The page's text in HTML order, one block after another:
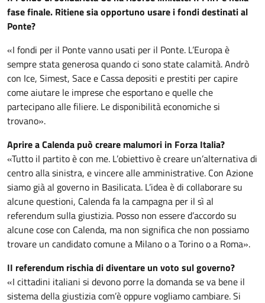
fase finale. Ritiene sia opportuno usare i fondi destinati al
Ponte?
«I fondi per il Ponte vanno usati per il Ponte. L’Europa è
sempre stata generosa quando ci sono state calamità. Andrò
con Ice, Simest, Sace e Cassa depositi e prestiti per capire
come aiutare le imprese che esportano e quelle che
partecipano alle filiere. Le disponibilità economiche si
trovano».
Aprire a Calenda può creare malumori in Forza Italia?
«Tutto il partito è con me. L’obiettivo è creare un’alternativa di
centro alla sinistra, e vincere alle amministrative. Con Azione
siamo già al governo in Basilicata. L’idea è di collaborare su
alcune questioni, Calenda fa la campagna per il sì al
referendum sulla giustizia. Posso non essere d’accordo su
alcune cose con Calenda, ma non significa che non possiamo
trovare un candidato comune a Milano o a Torino o a Roma».
II referendum rischia di diventare un voto sul governo?
«I cittadini italiani si devono porre la domanda se va bene il
sistema della giustizia com’è oppure vogliamo cambiare. Si